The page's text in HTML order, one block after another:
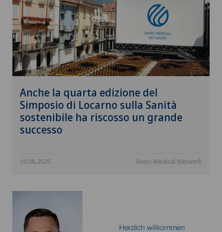
Anche la quarta edizione del
Simposio di Locarno sulla Sanità
sostenibile ha riscosso un grande
successo
10.08.2025 Swiss Medical Network